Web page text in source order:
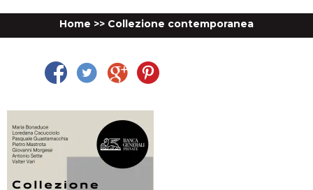
Home >> Collezione contemporanea